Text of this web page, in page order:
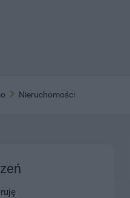
Nieruchomości